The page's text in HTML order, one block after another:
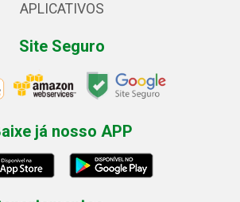
APLICATIVOS
Site Seguro
já nosso APP